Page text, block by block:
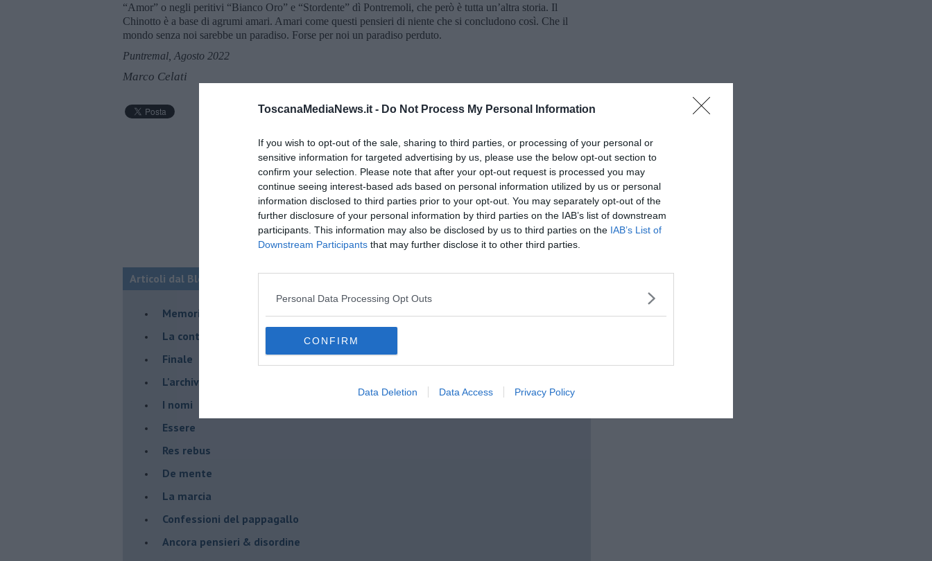
ToscanaMediaNews.it - Do Not Process My Personal Information
If you wish to opt-out of the sale, sharing to third parties, or processing of your personal or
sensitive information for targeted advertising by us, please use the below opt-out section to
confirm your selection. Please note that after your opt-out request is processed you may
continue seeing interest-based ads based on personal information utilized by us or personal
information disclosed to third parties prior to your opt-out. You may separately opt-out of the
further disclosure of your personal information by third parties on the IAB’s list of downstream
participants. This information may also be disclosed by us to third parties on the IAB’s List of
Downstream Participants that may further disclose it to other third parties.
Personal Data Processing Opt Outs
CONFIRM
Data Deletion Data Access Privacy Policy
“Amor” o negli peritivi “Bianco Oro” e “Stordente” dì Pontremoli, che però è tutta un’altra storia. Il
Chinotto è a base di agrumi amari. Amari come questi pensieri di niente che si concludono così. Che il
mondo senza noi sarebbe un paradiso. Forse per noi un paradiso perduto.
Puntremal, Agosto 2022
Marco Celati
Articoli dal Blog “Racconti della domenica” di Marco Celati
Memorie dopo il big bang
La controversia degli azzimi
Finale
L'archivio
I nomi
Essere
Res rebus
De mente
La marcia
Confessioni del pappagallo
Ancora pensieri & disordine